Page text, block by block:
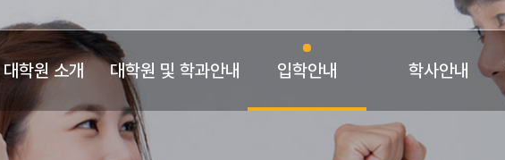
대학원 소개 대학원 및 학과안내 입학안내 학사안내